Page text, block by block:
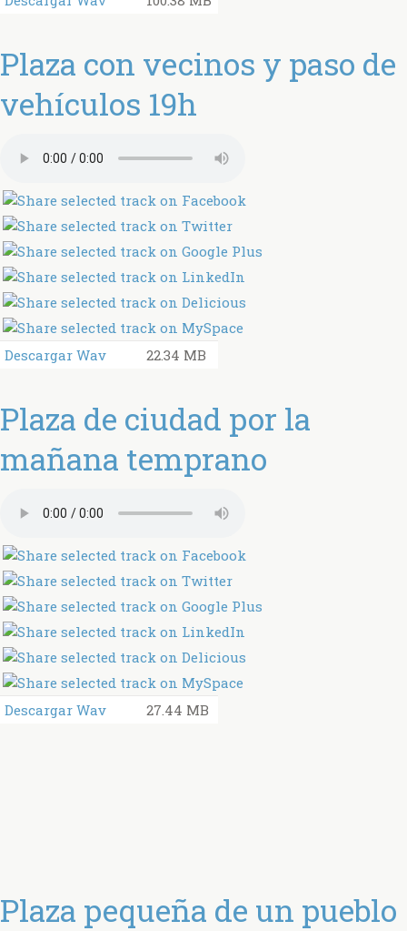
Plaza con vecinos y paso de
vehículos 19h
Descargar Wav 22.34 MB
Plaza de ciudad por la
mañana temprano
Descargar Wav 27.44 MB
Plaza pequeña de un pueblo